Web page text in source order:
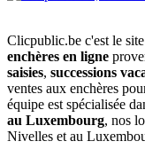
Clicpublic.be c'est le
enchères en ligne
saisies, successions
ventes aux enchères
équipe est spécialisée
au Luxembourg, nos
Nivelles et au